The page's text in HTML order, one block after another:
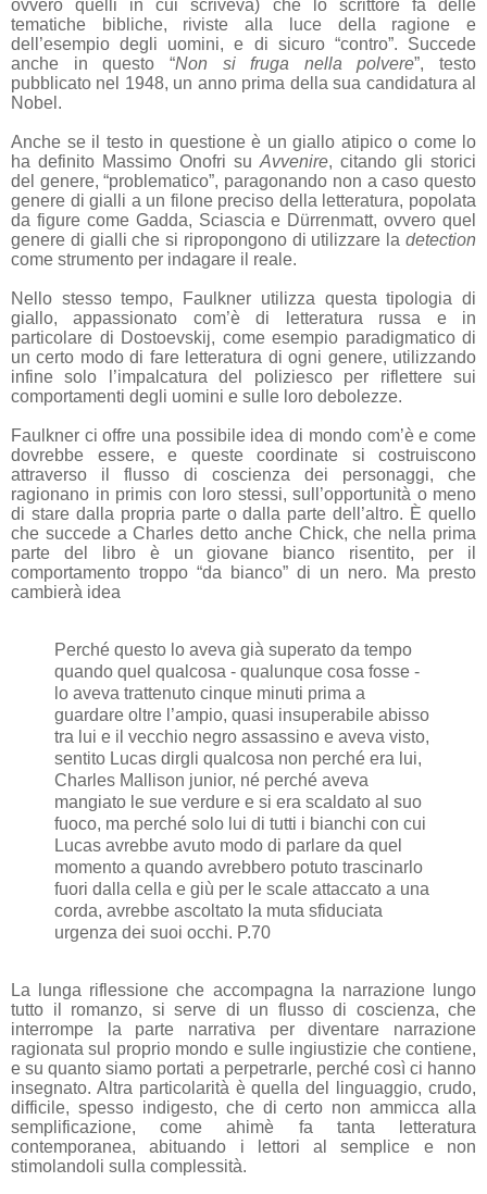
ovvero quelli in cui scriveva) che lo scrittore fa delle
tematiche bibliche, riviste alla luce della ragione e
dell’esempio degli uomini, e di sicuro “contro”. Succede
anche in questo “Non si fruga nella polvere”, testo
pubblicato nel 1948, un anno prima della sua candidatura al
Nobel.
Anche se il testo in questione è un giallo atipico o come lo
ha definito Massimo Onofri su Avvenire, citando gli storici
del genere, “problematico”, paragonando non a caso questo
genere di gialli a un filone preciso della letteratura, popolata
da figure come Gadda, Sciascia e Dürrenmatt, ovvero quel
genere di gialli che si ripropongono di utilizzare la detection
come strumento per indagare il reale.
Nello stesso tempo, Faulkner utilizza questa tipologia di
giallo, appassionato com’è di letteratura russa e in
particolare di Dostoevskij, come esempio paradigmatico di
un certo modo di fare letteratura di ogni genere, utilizzando
infine solo l’impalcatura del poliziesco per riflettere sui
comportamenti degli uomini e sulle loro debolezze.
Faulkner ci offre una possibile idea di mondo com’è e come
dovrebbe essere, e queste coordinate si costruiscono
attraverso il flusso di coscienza dei personaggi, che
ragionano in primis con loro stessi, sull’opportunità o meno
di stare dalla propria parte o dalla parte dell’altro. È quello
che succede a Charles detto anche Chick, che nella prima
parte del libro è un giovane bianco risentito, per il
comportamento troppo “da bianco” di un nero. Ma presto
cambierà idea
Perché questo lo aveva già superato da tempo
quando quel qualcosa - qualunque cosa fosse -
lo aveva trattenuto cinque minuti prima a
guardare oltre l’ampio, quasi insuperabile abisso
tra lui e il vecchio negro assassino e aveva visto,
sentito Lucas dirgli qualcosa non perché era lui,
Charles Mallison junior, né perché aveva
mangiato le sue verdure e si era scaldato al suo
fuoco, ma perché solo lui di tutti i bianchi con cui
Lucas avrebbe avuto modo di parlare da quel
momento a quando avrebbero potuto trascinarlo
fuori dalla cella e giù per le scale attaccato a una
corda, avrebbe ascoltato la muta sfiduciata
urgenza dei suoi occhi. P.70
La lunga riflessione che accompagna la narrazione lungo
tutto il romanzo, si serve di un flusso di coscienza, che
interrompe la parte narrativa per diventare narrazione
ragionata sul proprio mondo e sulle ingiustizie che contiene,
e su quanto siamo portati a perpetrarle, perché così ci hanno
insegnato. Altra particolarità è quella del linguaggio, crudo,
difficile, spesso indigesto, che di certo non ammicca alla
semplificazione, come ahimè fa tanta letteratura
contemporanea, abituando i lettori al semplice e non
stimolandoli sulla complessità.